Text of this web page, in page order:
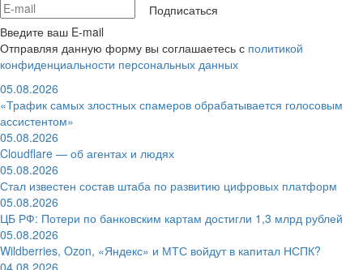
Подписаться
Введите ваш E-mail
Отправляя данную форму вы соглашаетесь с политикой
конфиденциальности персональных данных
05.08.2026
«Трафик самых злостных спамеров обрабатывается голосовым
ассистентом»
05.08.2026
Cloudflare — об агентах и людях
05.08.2026
Стал известен состав штаба по развитию цифровых платформ
05.08.2026
ЦБ РФ: Потери по банковским картам достигли 1,3 млрд рублей
05.08.2026
Wildberries, Ozon, «Яндекс» и МТС войдут в капитал НСПК?
04.08.2026